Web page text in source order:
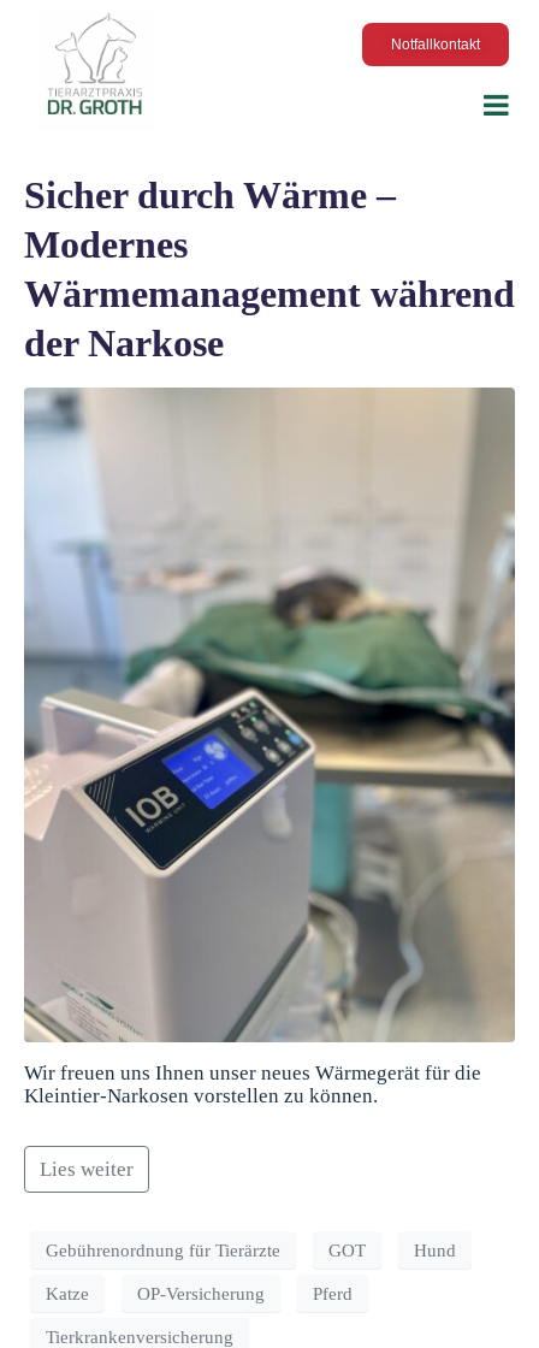
Notfallkontakt
Sicher durch Wärme –
Modernes
Wärmemanagement während
der Narkose
Wir freuen uns Ihnen unser neues Wärmegerät für die
Kleintier-Narkosen vorstellen zu können.
Lies weiter
Gebührenordnung für Tierärzte GOT Hund
Katze OP-Versicherung Pferd
Tierkrankenversicherung